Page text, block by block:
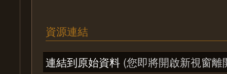
資源連結
連結到原始資料 (您即將開啟新視窗離